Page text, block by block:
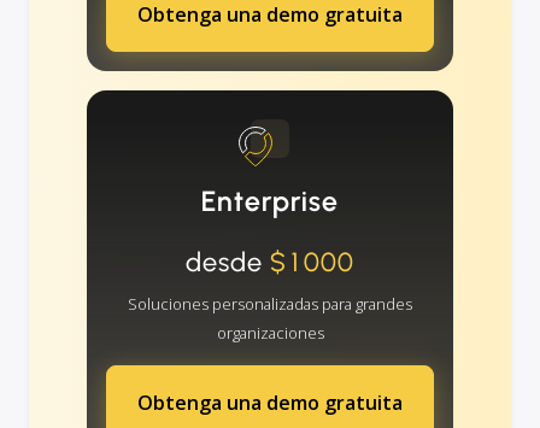
Obtenga una demo gratuita
Enterprise
desde $1000
Soluciones personalizadas para grandes
organizaciones
Obtenga una demo gratuita